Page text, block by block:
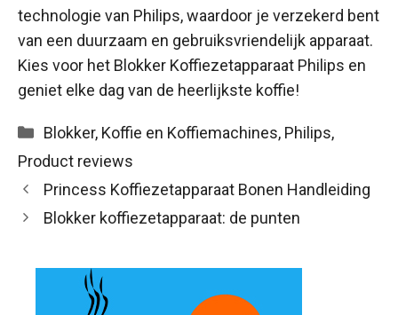
technologie van Philips, waardoor je verzekerd bent
van een duurzaam en gebruiksvriendelijk apparaat.
Kies voor het Blokker Koffiezetapparaat Philips en
geniet elke dag van de heerlijkste koffie!
Categorieën
Blokker, Koffie en Koffiemachines, Philips,
Product reviews
Princess Koffiezetapparaat Bonen Handleiding
Blokker koffiezetapparaat: de punten